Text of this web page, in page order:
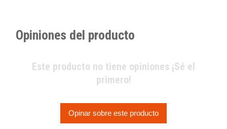
Opiniones del producto
Este producto no tiene opiniones ¡Sé el
primero!
Opinar sobre este producto